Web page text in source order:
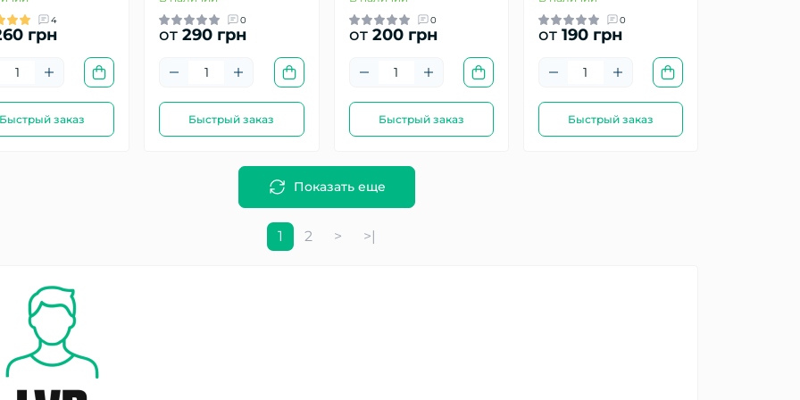
4
грн
Быстрый заказ
0
от 290 грн
Быстрый заказ
0
от200 грн
Быстрый заказ
0
от190 грн
Быстрый заказ
Показать еще
1 2 > >|